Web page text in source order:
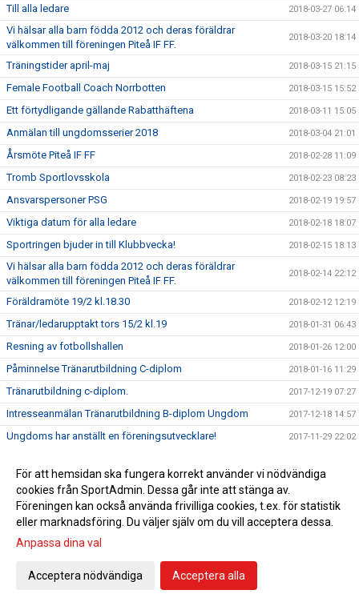
Till alla ledare 2018-03-27 06:14
Vi hälsar alla barn födda 2012 och deras föräldrar
välkommen till föreningen Piteå IF FF.
2018-03-20 18:14
Träningstider april-maj 2018-03-15 21:15
Female Football Coach Norrbotten 2018-03-15 15:52
Ett förtydligande gällande Rabatthäftena 2018-03-11 15:05
Anmälan till ungdomsserier 2018 2018-03-04 21:01
Årsmöte Piteå IF FF 2018-02-28 11:09
Tromb Sportlovsskola 2018-02-23 08:23
Ansvarspersoner PSG 2018-02-19 19:57
Viktiga datum för alla ledare 2018-02-18 18:07
Sportringen bjuder in till Klubbvecka! 2018-02-15 18:13
Vi hälsar alla barn födda 2012 och deras föräldrar
välkommen till föreningen Piteå IF FF.
2018-02-14 22:12
Föräldramöte 19/2 kl.18.30 2018-02-12 12:19
Tränar/ledarupptakt tors 15/2 kl.19 2018-01-31 06:43
Resning av fotbollshallen 2018-01-26 12:00
Påminnelse Tränarutbildning C-diplom 2018-01-16 11:29
Tränarutbildning c-diplom. 2017-12-19 07:27
Intresseanmälan Tränarutbildning B-diplom Ungdom 2017-12-18 14:57
Ungdoms har anställt en föreningsutvecklare! 2017-11-29 22:02
Domarutbildningar 2018 2017-11-19 13:58
Ledaravslutning 2017-11-14 16:12
Möjlighet till målvaktsträning 2017-11-06 15:45
Kommunträning 17/18
Tränarutbildning C ungdom
PSG bjuder in till informationsträff
För att hemsidan ska fungera korrekt använder vi nödvändiga
cookies från SportAdmin. Dessa går inte att stänga av.
Föreningen kan också använda frivilliga cookies, t.ex. för statistik
eller marknadsföring. Du väljer själv om du vill acceptera dessa.
Anpassa dina val
Acceptera nödvändiga Acceptera alla